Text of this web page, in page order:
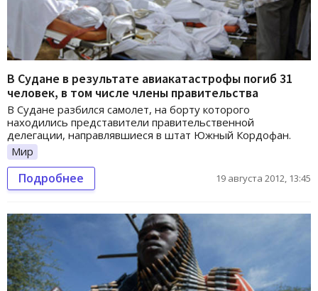
В Судане в результате авиакатастрофы погиб 31
человек, в том числе члены правительства
В Судане разбился самолет, на борту которого
находились представители правительственной
делегации, направлявшиеся в штат Южный Кордофан.
Мир
Подробнее 19 августа 2012, 13:45